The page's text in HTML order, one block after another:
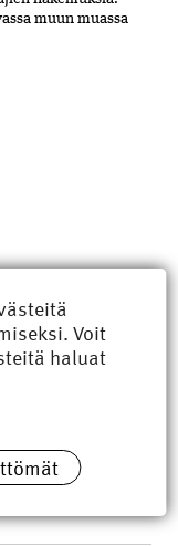
muun muassa
Voit
haluat